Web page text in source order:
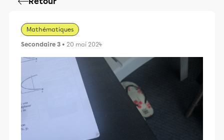
Mathématiques
Secondaire 3 • 20 mai 2024